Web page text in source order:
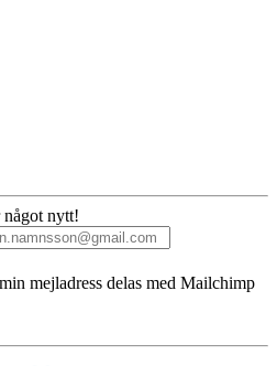
något nytt!
mejladress delas med Mailchimp